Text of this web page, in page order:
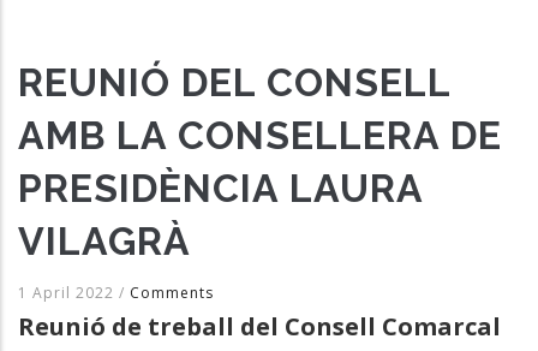
REUNIÓ DEL CONSELL
AMB LA CONSELLERA DE
PRESIDÈNCIA LAURA
VILAGRÀ
1 April 2022 / Comments
Reunió de treball del Consell Comarcal